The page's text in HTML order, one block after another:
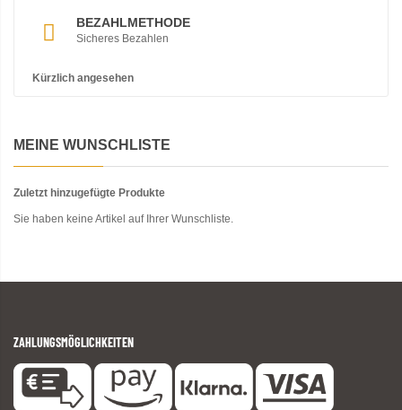
BEZAHLMETHODE
Sicheres Bezahlen
Kürzlich angesehen
MEINE WUNSCHLISTE
Zuletzt hinzugefügte Produkte
Sie haben keine Artikel auf Ihrer Wunschliste.
ZAHLUNGSMÖGLICHKEITEN